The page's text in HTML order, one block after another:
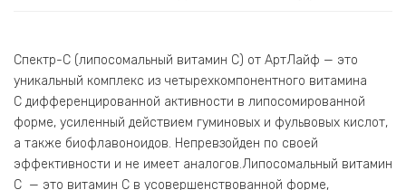
Спектр-С (липосомальный витамин С) от АртЛайф — это
уникальный комплекс из четырехкомпонентного витамина
С дифференцированной активности в липосомированной
форме, усиленный действием гуминовых и фульвовых кислот,
а также биофлавоноидов. Непревзойден по своей
эффективности и не имеет аналогов.Липосомальный витамин
С — это витамин С в усовершенствованной форме,